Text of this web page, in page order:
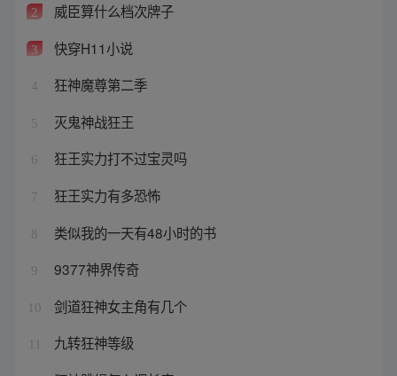
2 威臣算什么档次牌子
3 快穿H11小说
4 狂神魔尊第二季
5 灭鬼神战狂王
6 狂王实力打不过宝灵吗
7 狂王实力有多恐怖
8 类似我的一天有48小时的书
9 9377神界传奇
10 剑道狂神女主角有几个
九转狂神等级